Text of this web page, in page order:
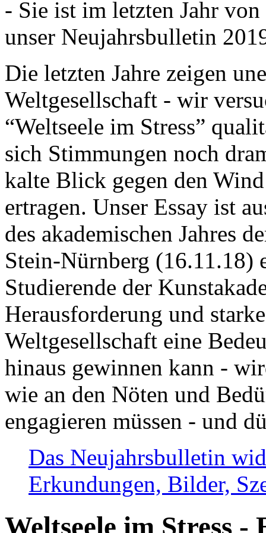
- Sie ist im letzten Jahr
unser Neujahrsbulletin
Die letzten Jahre zeigen
Weltgesellschaft - wir
“Weltseele im Stress”
sich Stimmungen noch
kalte Blick gegen den
ertragen. Unser Essay ist
des akademischen Jahres
Stein-Nürnberg (16.11.18)
Studierende der
Herausforderung und
Weltgesellschaft eine
hinaus gewinnen kann -
wie an den Nöten und
engagieren müssen - und
Das Neujahrsbulletin
Erkundungen, Bilder,
Weltseele im Stress -